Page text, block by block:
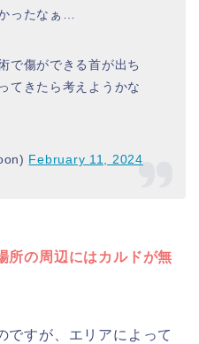
ったなぁ…
で傷ができる首が出ち
てきたら考えようかな
February 11, 2024
所の周辺にはカルドが無
ですが、エリアによって